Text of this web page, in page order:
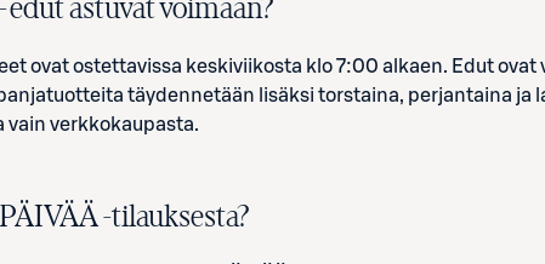
astuvat voimaan?
ovat ostettavissa keskiviikosta klo 7:00 alkaen. Edut ovat
täydennetään lisäksi torstaina, perjantaina ja
vain verkkokaupasta.
PÄIVÄÄ -tilauksesta?